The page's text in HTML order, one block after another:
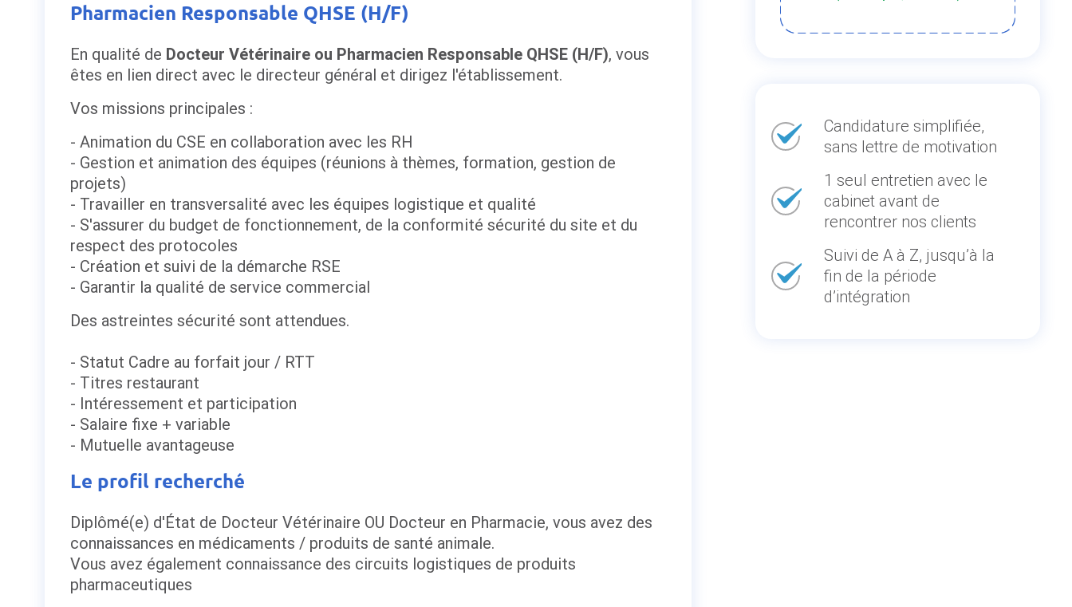
Pharmacien Responsable QHSE (H/F)
En qualité de Docteur Vétérinaire ou Pharmacien Responsable QHSE (H/F), vous
êtes en lien direct avec le directeur général et dirigez l'établissement.
Vos missions principales :
- Animation du CSE en collaboration avec les RH
- Gestion et animation des équipes (réunions à thèmes, formation, gestion de
projets)
- Travailler en transversalité avec les équipes logistique et qualité
- S'assurer du budget de fonctionnement, de la conformité sécurité du site et du
respect des protocoles
- Création et suivi de la démarche RSE
- Garantir la qualité de service commercial
Des astreintes sécurité sont attendues.
- Statut Cadre au forfait jour / RTT
- Titres restaurant
- Intéressement et participation
- Salaire fixe + variable
- Mutuelle avantageuse
Le profil recherché
Diplômé(e) d'État de Docteur Vétérinaire OU Docteur en Pharmacie, vous avez des
connaissances en médicaments / produits de santé animale.
Vous avez également connaissance des circuits logistiques de produits
pharmaceutiques
Candidature simplifiée,
sans lettre de motivation
1 seul entretien avec le
cabinet avant de
rencontrer nos clients
Suivi de A à Z, jusqu’à la
fin de la période
d’intégration